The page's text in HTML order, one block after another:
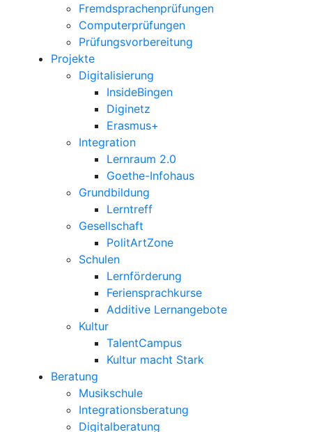
Fremdsprachenprüfungen
Computerprüfungen
Prüfungsvorbereitung
Projekte
Digitalisierung
InsideBingen
Diginetz
Erasmus+
Integration
Lernraum 2.0
Goethe-Infohaus
Grundbildung
Lerntreff
Gesellschaft
PolitArtZone
Schulen
Lernförderung
Feriensprachkurse
Additive Lernangebote
Kultur
TalentCampus
Kultur macht Stark
Beratung
Musikschule
Integrationsberatung
Digitalberatung